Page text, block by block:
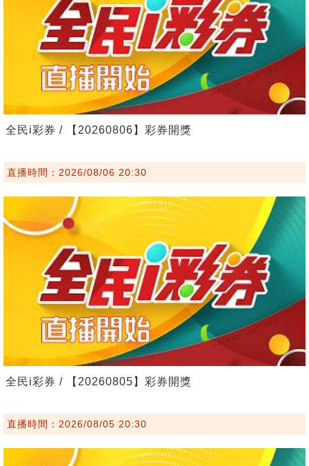
全民i彩券 / 【20260806】彩券開獎
直播時間：2026/08/06 20:30
全民i彩券 / 【20260805】彩券開獎
直播時間：2026/08/05 20:30